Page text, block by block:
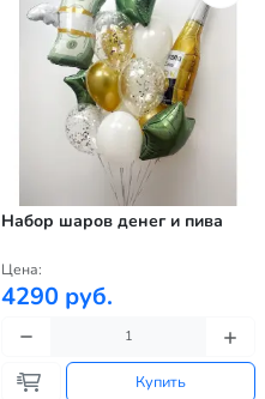
Набор шаров денег и пива
Цена:
4290 руб.
Купить